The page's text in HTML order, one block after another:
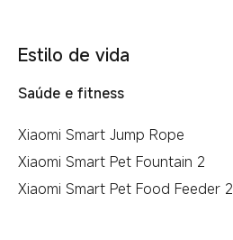
Estilo de vida
Saúde e fitness
Xiaomi Smart Jump Rope
Xiaomi Smart Pet Fountain 2
Xiaomi Smart Pet Food Feeder 2